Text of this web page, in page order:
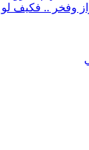
وفخر .. فكيف لو